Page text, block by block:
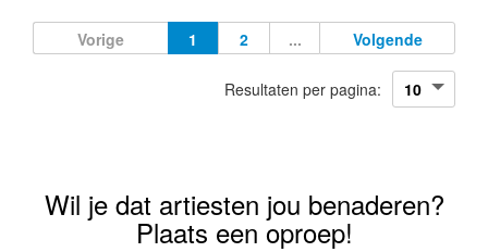
Vorige 1 2 ... Volgende
Resultaten per pagina:
Wil je dat artiesten jou benaderen?
Plaats een oproep!